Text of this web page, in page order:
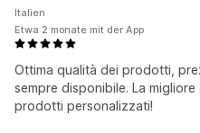
Ottima qualità dei prodotti,
sempre disponibile. La
prodotti personalizzati!
Italien
Etwa 2 monate mit der App